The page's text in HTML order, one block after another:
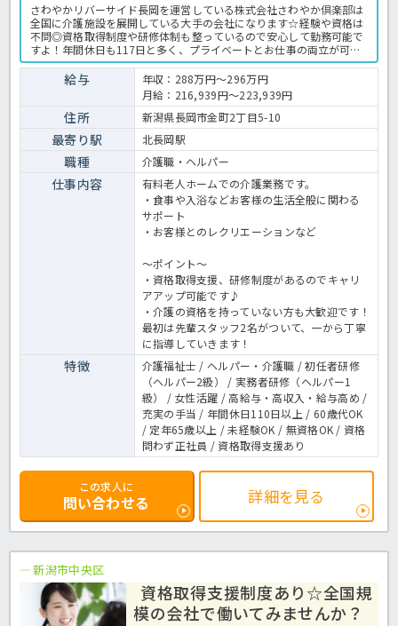
さわやかリバーサイド長岡を運営している株式会社さわやか倶楽部は
全国に介護施設を展開している大手の会社になります☆経験や資格は
不問◎資格取得制度や研修体制も整っているので安心して勤務可能で
すよ！年間休日も117日と多く、プライベートとお仕事の両立が可能
な環境になります☆定年が65歳で長く勤務することも可能で、65歳以
降も条件面は変わらずに働けるので安心の職場です〇求人が気になる
方は是非ほっ介護までお問い合わせください！有料老人ホームでの介
護業務全般です。＜介護職 正職員 有料老人ホームの求人＞
給与
年収：288万円～296万円
月給：216,939円～223,939円
住所 新潟県長岡市金町2丁目5-10
最寄り駅 北長岡駅
職種 介護職・ヘルパー
仕事内容
有料老人ホームでの介護業務です。
・食事や入浴などお客様の生活全般に関わる
サポート
・お客様とのレクリエーションなど
～ポイント～
・資格取得支援、研修制度があるのでキャリ
アアップ可能です♪
・介護の資格を持っていない方も大歓迎です！
最初は先輩スタッフ2名がついて、一から丁寧
に指導していきます！
特徴
介護福祉士 / ヘルパー・介護職 / 初任者研修
（ヘルパー2級） / 実務者研修（ヘルパー1
級） / 女性活躍 / 高給与・高収入・給与高め /
充実の手当 / 年間休日110日以上 / 60歳代OK
/ 定年65歳以上 / 未経験OK / 無資格OK / 資格
問わず正社員 / 資格取得支援あり
この求人に
問い合わせる 詳細を見る
新潟市中央区
資格取得支援制度あり☆全国規
模の会社で働いてみませんか？